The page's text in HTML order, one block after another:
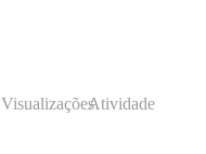
VisualizaçõesAtividade